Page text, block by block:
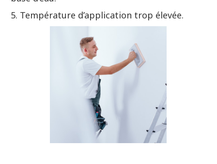
5. Température d’application trop élevée.